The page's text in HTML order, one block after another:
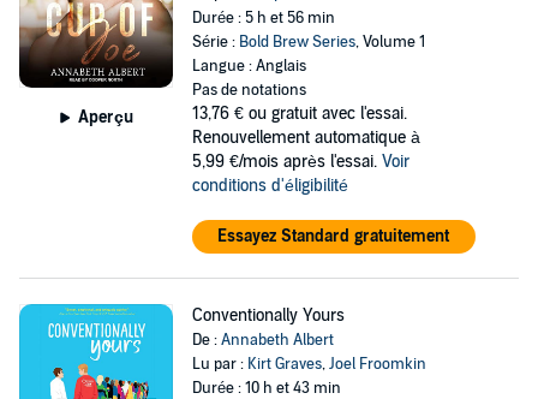
Aperçu
Durée : 5 h et 56 min
Série : Bold Brew Series, Volume 1
Langue : Anglais
Pas de notations
13,76 € ou gratuit avec l'essai.
Renouvellement automatique à
5,99 €/mois après l'essai. Voir
conditions d'éligibilité
Essayez Standard gratuitement
Conventionally Yours
De :Annabeth Albert
Lu par : Kirt Graves,Joel Froomkin
Durée : 10 h et 43 min